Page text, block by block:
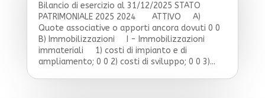
Bilancio di esercizio al 31/12/2025 STATO
PATRIMONIALE 2025 2024 ATTIVO A)
Quote associative o apporti ancora dovuti 0 0
B) Immobilizzazioni I - Immobilizzazioni
immateriali 1) costi di impianto e di
ampliamento; 0 0 2) costi di sviluppo; 0 0 3)...